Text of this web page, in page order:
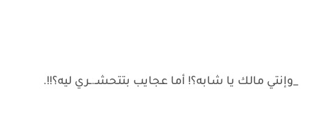
_وإنتي مالك يا شابه؟! أما عجايب بتتحشـ.ـري ليه؟!!.